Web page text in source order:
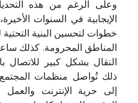
وعلى الرغم من هذه
الإيجابية في السنوات
خطوات لتحسين البنية
المناطق المحرومة. كذلك
النقال بشكل كبير للاتصال
ذلك تُواصل منظمات
إلى حرية الإنترنت